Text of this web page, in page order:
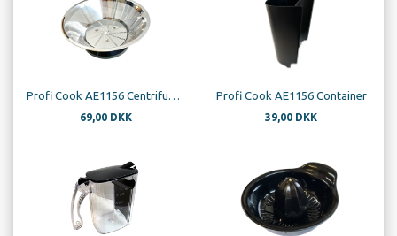
Profi Cook AE1156 Centrifugalsigte
69,00 DKK
Profi Cook AE1156 Container
39,00 DKK